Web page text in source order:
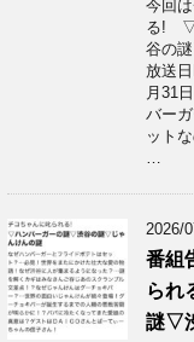
今回
る! ▽
谷の
放送
月31
バー
ット
…
2026/
番組
られ
謎▽